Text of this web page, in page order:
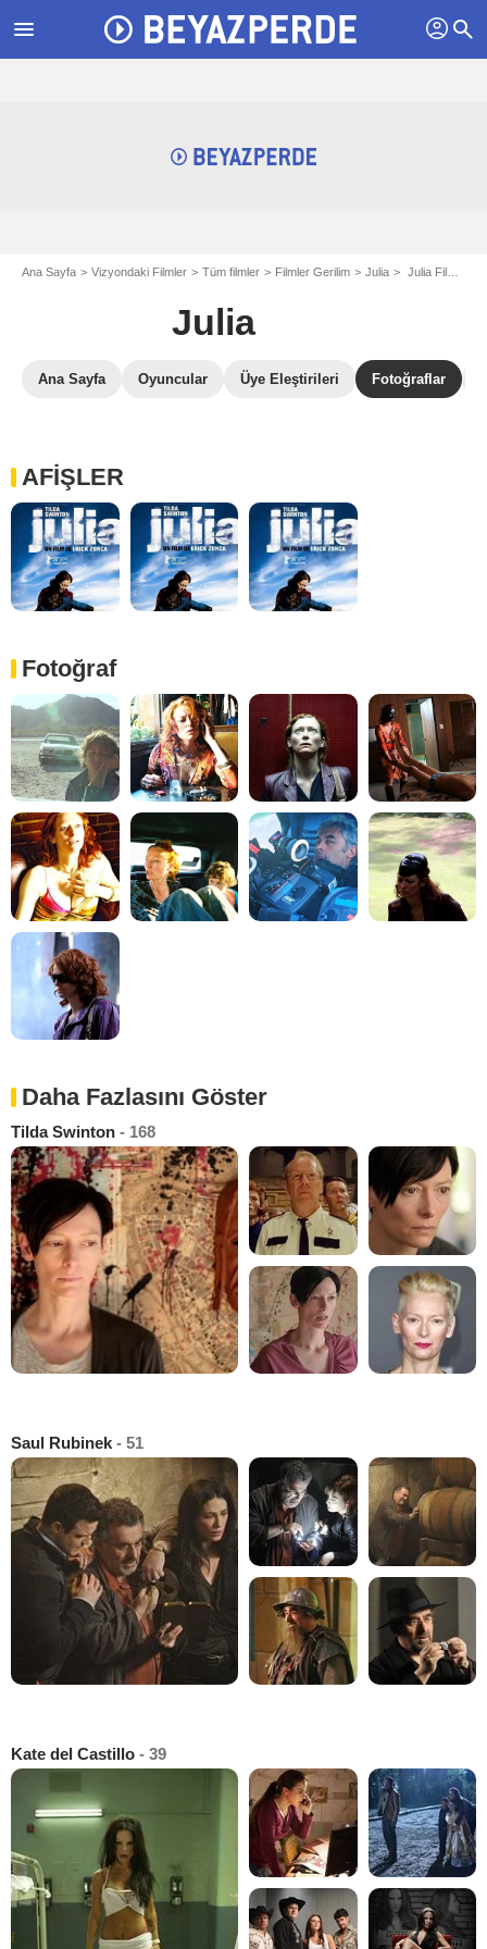
menu profil search
Ana Sayfa Vizyondaki Filmler Tüm filmler Filmler Gerilim Julia Julia Filmi Galerisi
Julia
Ana Sayfa Oyuncular Üye Eleştirileri Fotoğraflar
AFİŞLER
Fotoğraf
Daha Fazlasını Göster
Tilda Swinton - 168
Saul Rubinek - 51
Kate del Castillo - 39